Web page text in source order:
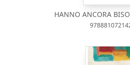
HANNO ANCORA